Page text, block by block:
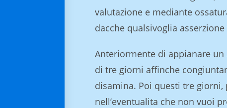
valutazione e mediante
dacche qualsivoglia
Anteriormente di appianare
di tre giorni affinche
disamina. Poi questi tre giorni,
nell’eventualita che non vuoi